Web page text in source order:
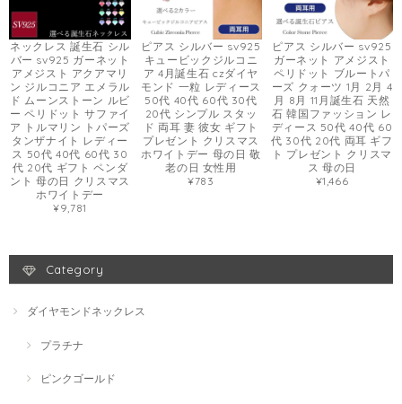
ネックレス 誕生石 シル
バー sv925 ガーネット
アメジスト アクアマリ
ン ジルコニア エメラル
ド ムーンストーン ルビ
ー ペリドット サファイ
ア トルマリン トパーズ
タンザナイト レディー
ス 50代 40代 60代 30
代 20代 ギフト ペンダ
ント 母の日 クリスマス
ホワイトデー
¥9,781
ピアス シルバー sv925
キュービックジルコニ
ア 4月誕生石 czダイヤ
モンド 一粒 レディース
50代 40代 60代 30代
20代 シンプル スタッ
ド 両耳 妻 彼女 ギフト
プレゼント クリスマス
ホワイトデー 母の日 敬
老の日 女性用
¥783
ピアス シルバー sv925
ガーネット アメジスト
ペリドット ブルートパ
ーズ クォーツ 1月 2月 4
月 8月 11月誕生石 天然
石 韓国ファッション レ
ディース 50代 40代 60
代 30代 20代 両耳 ギフ
ト プレゼント クリスマ
ス 母の日
¥1,466
Category
ダイヤモンドネックレス
プラチナ
ピンクゴールド